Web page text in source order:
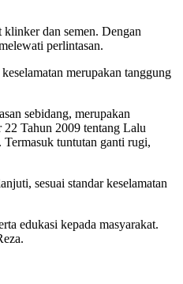
dan semen. Dengan
perlintasan.
merupakan tanggung
sebidang, merupakan
22 Tahun 2009 tentang Lalu
tuntutan ganti rugi,
sesuai standar keselamatan
edukasi kepada masyarakat.